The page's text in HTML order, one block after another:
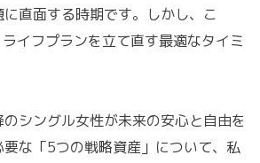
直面する時期です。しかし、こ
イフプランを立て直す最適なタイミ
シングル女性が未来の安心と自由を
な「5つの戦略資産」について、私